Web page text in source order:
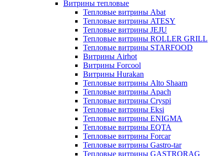
Витрины тепловые
Тепловые витрины Abat
Тепловые витрины ATESY
Тепловые витрины JEJU
Тепловые витрины ROLLER GRILL
Тепловые витрины STARFOOD
Витрины Airhot
Витрины Forcool
Витрины Hurakan
Тепловые витрины Alto Shaam
Тепловые витрины Apach
Тепловые витрины Cryspi
Тепловые витрины Eksi
Тепловые витрины ENIGMA
Тепловые витрины EQTA
Тепловые витрины Forcar
Тепловые витрины Gastro-tar
Тепловые витрины GASTRORAG